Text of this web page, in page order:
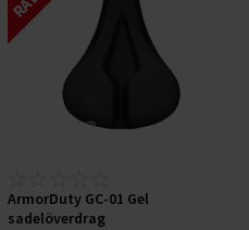
ArmorDuty GC-01 Gel
sadelöverdrag